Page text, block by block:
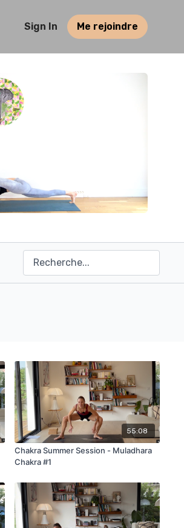
Sign In Me rejoindre
55:08
Chakra Summer Session - Muladhara
Chakra #1